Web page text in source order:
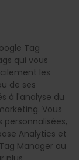
Tag
qui vous
les
de ses
à l'analyse du
Vous
Analytics et
Manager au